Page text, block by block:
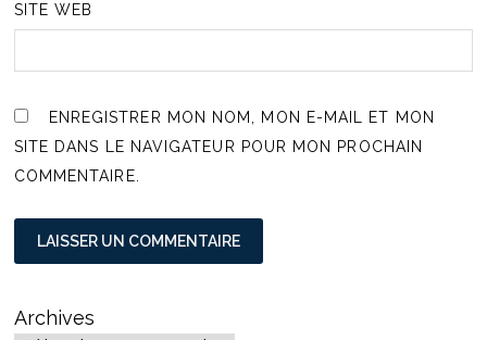
SITE WEB
ENREGISTRER MON NOM, MON E-MAIL ET MON
SITE DANS LE NAVIGATEUR POUR MON PROCHAIN
COMMENTAIRE.
Archives